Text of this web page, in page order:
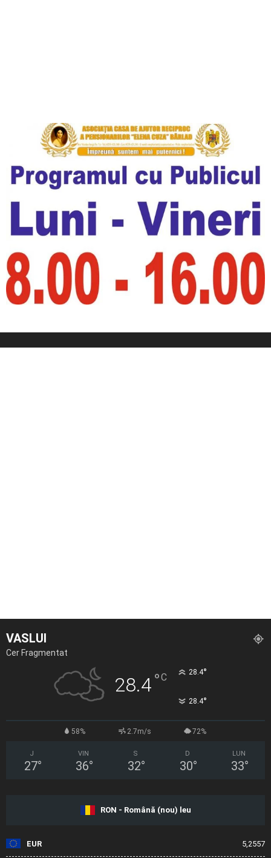
VASLUI
Cer Fragmentat
28.4°C 28.4°
28.4°
58% 2.7m/s 72%
J
27°
VIN
36°
S
32°
D
30°
LUN
33°
RON - Română (nou) leu
EUR 5,2557